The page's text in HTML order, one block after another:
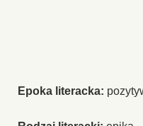
Epoka literacka: